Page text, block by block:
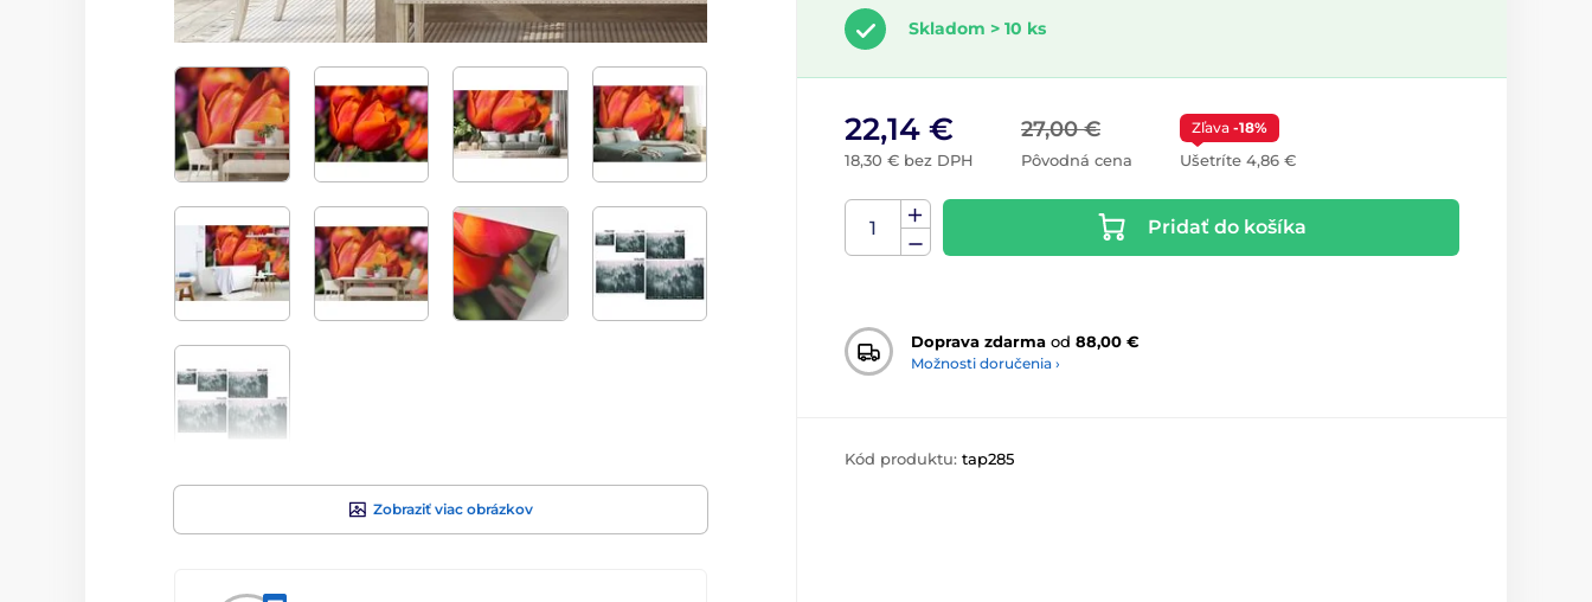
Zobraziť viac obrázkov
Skladom > 10 ks
27,00 €
Pôvodná cena
22,14 €
18,30 € bez DPH
Zľava -18%
Ušetríte 4,86 €
Pridať do košíka
Doprava zdarma od 88,00 €
Možnosti doručenia ›
Kód produktu: tap285